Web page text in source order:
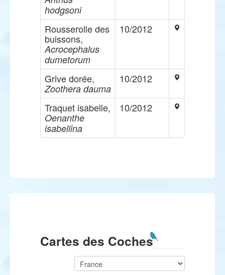
hodgsoni
Rousserolle des
buissons,
Acrocephalus
dumetorum
10/2012
Grive dorée,
Zoothera dauma
10/2012
Traquet isabelle,
Oenanthe
isabellina
10/2012
Cartes des Coches